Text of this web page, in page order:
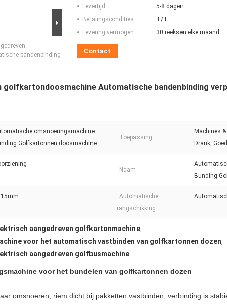
bandenbinding
Levertijd:
5-8 dagen
Betalingscondities:
T/T
Levering vermogen:
30 reeksen elke maand
Contact
golfkartondoosmachine Automatische bandenbinding
omsnoeringsmachine
Golfkartonnen doosmachine
Toepassing:
Machines
Drank,
Naam:
Bunding
Automatische
rangschikking:
aangedreven golfkartonmachine,
voor het automatisch vastbinden van golfkartonnen dozen,
aangedreven golfbusmachine
voor het bundelen van golfkartonnen dozen
omsnoeren, riem dicht bij pakketten vastbinden, verbinding is